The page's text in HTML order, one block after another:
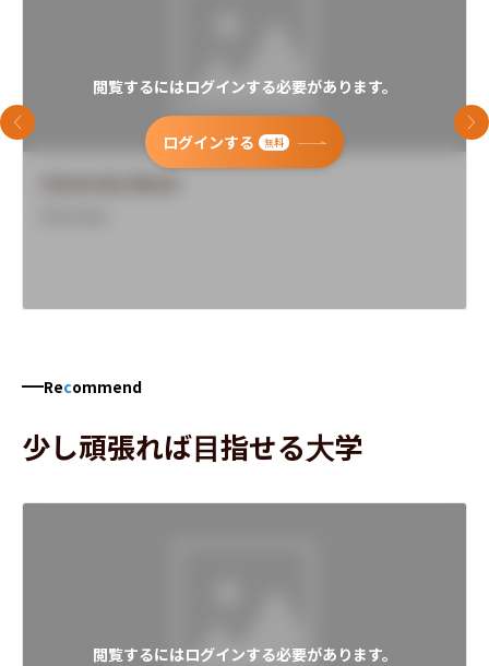
閲覧するにはログインする必要があります。
ログインする 無料
前のスライド 次
Recommend
少し頑張れば目指せる大学
閲覧するにはログインする必要があります。